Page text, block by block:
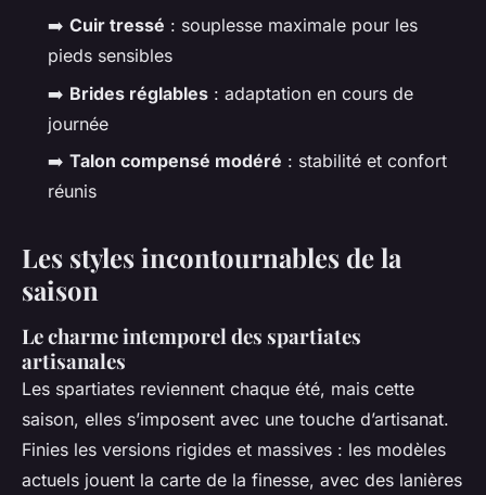
➡️ Cuir tressé : souplesse maximale pour les
pieds sensibles
➡️ Brides réglables : adaptation en cours de
journée
➡️ Talon compensé modéré : stabilité et confort
réunis
Les styles incontournables de la
saison
Le charme intemporel des spartiates
artisanales
Les spartiates reviennent chaque été, mais cette
saison, elles s’imposent avec une touche d’artisanat.
Finies les versions rigides et massives : les modèles
actuels jouent la carte de la finesse, avec des lanières